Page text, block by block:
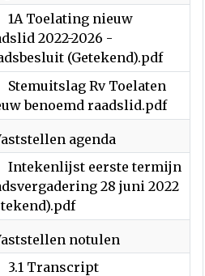
1A Toelating nieuw
2022-2026 -
(Getekend).pdf
Stemuitslag Rv Toelaten
benoemd raadslid.pdf
agenda
Intekenlijst eerste termijn
28 juni 2022
notulen
3.1 Transcript